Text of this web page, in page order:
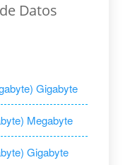
Datos
Gigabyte
Megabyte
Gigabyte